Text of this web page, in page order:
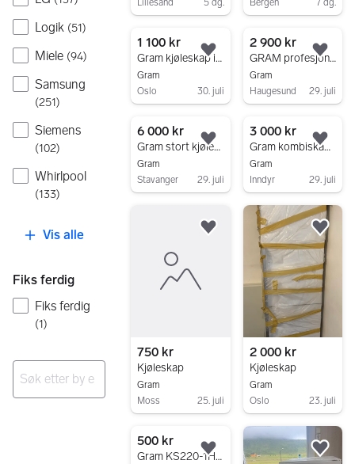
Logik (51)
Miele (94)
Samsung
(251)
Siemens
(102)
Whirlpool
(133)
Vis alle
Fiks ferdig
Fiks ferdig
(1)
Lillesand
5 dg.
Bergen
7 dg.
1 100 kr
Gram kjøleskap i børstet stål
Gram
Oslo
30. juli
Legg til som favoritt.
2 900 kr
GRAM profesjonelt kjøleskap med stor kapasitet ÅPEN FOR BUD
Gram
Haugesund
29. juli
6 000 kr
Gram stort kjøleskap 457 liter, koster nytt ca 45 000kr
Gram
Stavanger
29. juli
Legg til som favoritt.
3 000 kr
Gram kombiskap hvit kjøl/frys
Gram
Inndyr
29. juli
750 kr
Kjøleskap
Gram
Moss
25. juli
Legg til som favoritt.
2 000 kr
Kjøleskap
Gram
Oslo
23. juli
500 kr
Gram KS220-1H hvitt kjøleskapLegg til som favoritt.